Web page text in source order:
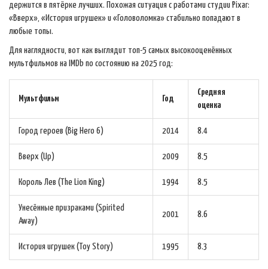
держится в пятёрке лучших. Похожая ситуация с работами студии Pixar:
«Вверх», «История игрушек» и «Головоломка» стабильно попадают в
любые топы.
Для наглядности, вот как выглядит топ-5 самых высокооценённых
мультфильмов на IMDb по состоянию на 2025 год:
Мультфильм Год
Средняя
оценка
Город героев (Big Hero 6) 2014 8.4
Вверх (Up) 2009 8.5
Король Лев (The Lion King) 1994 8.5
Унесённые призраками (Spirited
Away)
2001 8.6
История игрушек (Toy Story) 1995 8.3